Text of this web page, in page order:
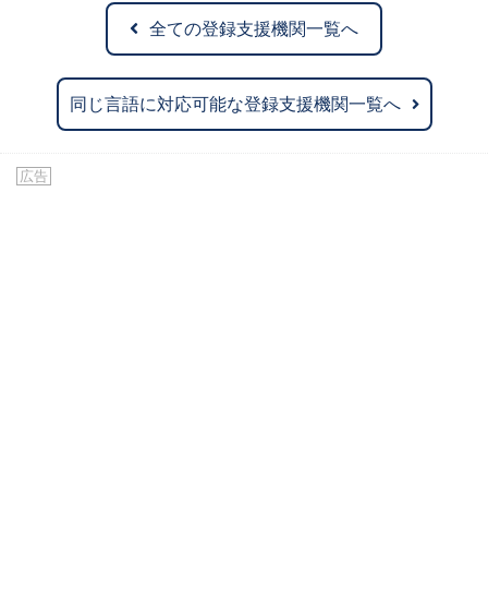
全ての登録支援機関一覧へ
同じ言語に対応可能な登録支援機関一覧へ
広告